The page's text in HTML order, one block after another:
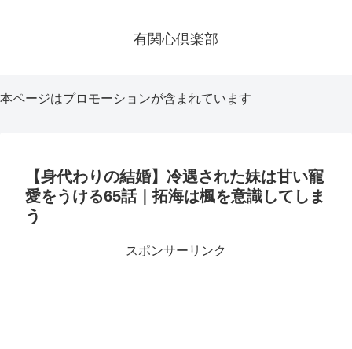
有関心倶楽部
本ページはプロモーションが含まれています
【身代わりの結婚】冷遇された妹は甘い寵
愛をうける65話｜拓海は楓を意識してしま
う
スポンサーリンク